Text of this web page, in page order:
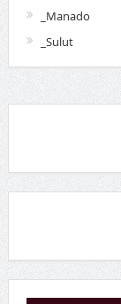
_Manado
_Sulut